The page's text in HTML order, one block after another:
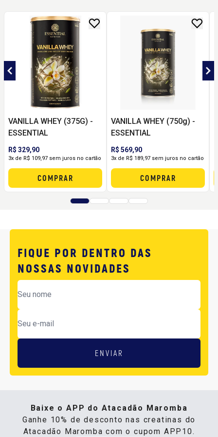
VANILLA WHEY (375G) -
ESSENTIAL
R$ 329,90
3x de R$ 109,97 sem juros no cartão
COMPRAR
VANILLA WHEY (750g) -
ESSENTIAL
R$ 569,90
3x de R$ 189,97 sem juros no cartão
COMPRAR
FIQUE POR DENTRO DAS
NOSSAS NOVIDADES
ENVIAR
Baixe o APP do Atacadão Maromba
Ganhe 10% de desconto nas creatinas do
Atacadão Maromba com o cupom APP10.